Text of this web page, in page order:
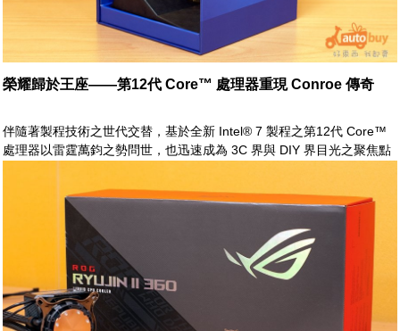
榮耀歸於王座——第12代 Core™ 處理器重現 Conroe 傳奇
伴隨著製程技術之世代交替，基於全新 Intel® 7 製程之第12代 Core™
處理器以雷霆萬鈞之勢問世，也迅速成為 3C 界與 DIY 界目光之聚焦點